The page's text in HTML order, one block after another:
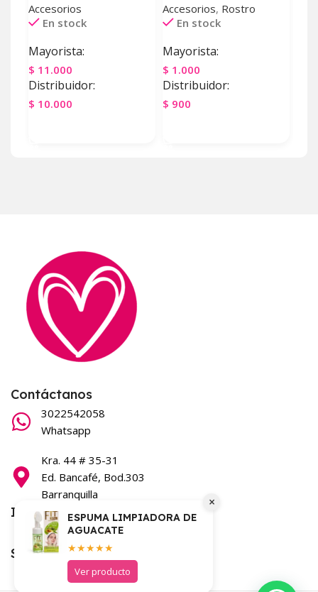
Accesorios
En stock
Mayorista:
$ 11.000
Distribuidor:
$ 10.000
Accesorios, Rostro
En stock
Mayorista:
$ 1.000
Distribuidor:
$ 900
Contáctanos
3022542058
Whatsapp
Kra. 44 # 35-31
Ed. Bancafé, Bod.303
Barranquilla
Información
Términos y condiciones
Síguenos en nuestras redes
×
ESPUMA LIMPIADORA DE
AGUACATE
★★★★★
Ver producto